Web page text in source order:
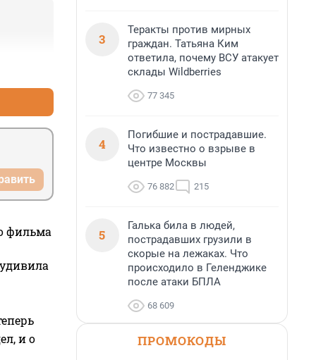
фильма
и о
3
Теракты против мирных
граждан. Татьяна Ким
ответила, почему ВСУ атакует
склады Wildberries
77 345
4
Погибшие и пострадавшие.
Что известно о взрыве в
центре Москвы
76 882 215
5
Галька била в людей,
пострадавших грузили в
скорые на лежаках. Что
происходило в Геленджике
после атаки БПЛА
68 609
ПРОМОКОДЫ